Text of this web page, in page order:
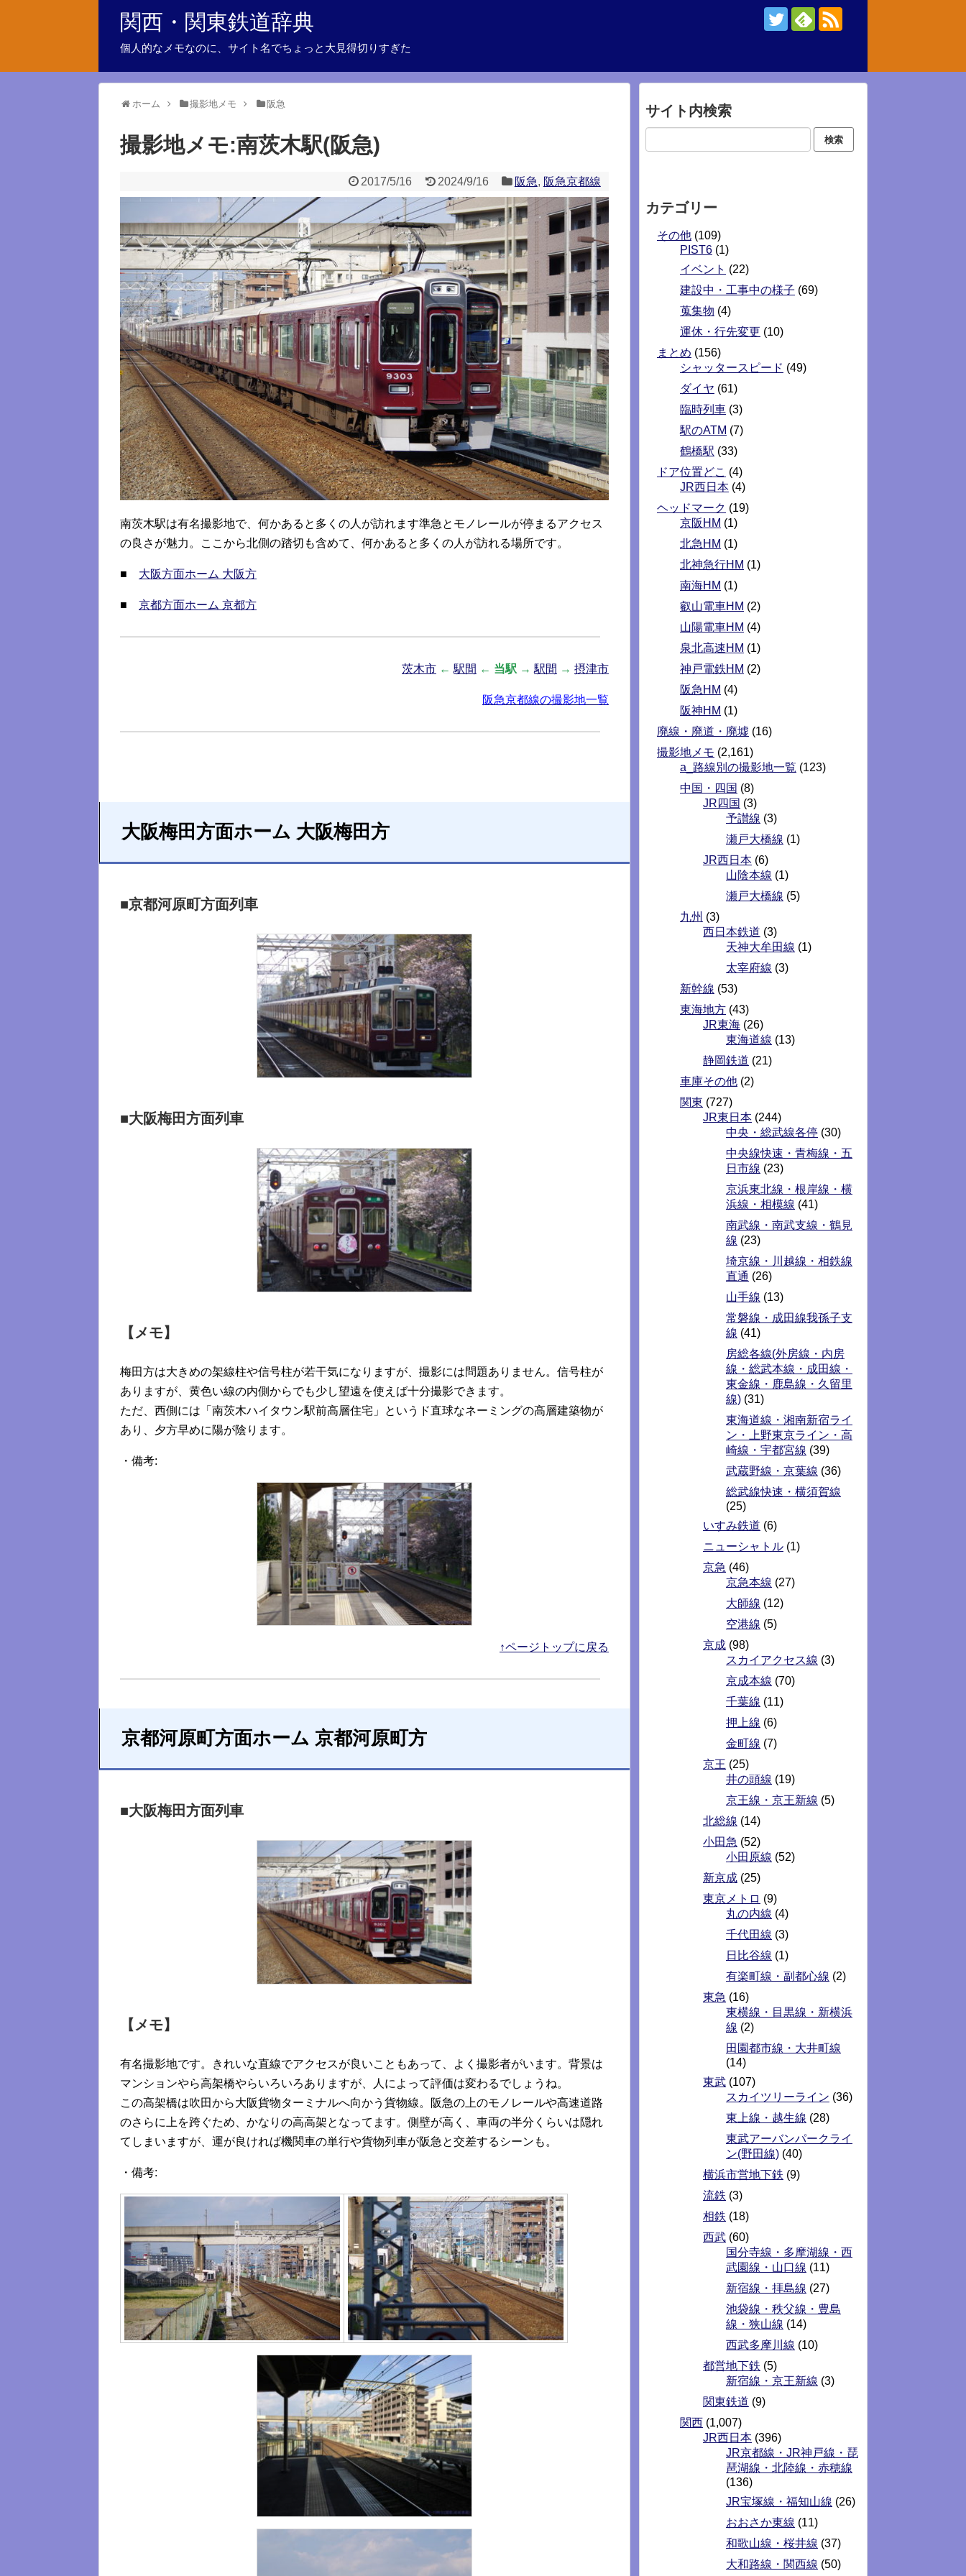
関西・関東鉄道辞典
個人的なメモなのに、サイト名でちょっと大見得切りすぎた
ホーム 撮影地メモ 阪急
撮影地メモ:南茨木駅(阪急)
2017/5/16 2024/9/16 阪急, 阪急京都線
南茨木駅は有名撮影地で、何かあると多くの人が訪れます準急とモノレールが停まるアクセス
の良さが魅力。ここから北側の踏切も含めて、何かあると多くの人が訪れる場所です。
■ 大阪方面ホーム 大阪方
■ 京都方面ホーム 京都方
茨木市 ←駅間 ← 当駅 →駅間 → 摂津市
阪急京都線の撮影地一覧
大阪梅田方面ホーム 大阪梅田方
■京都河原町方面列車
■大阪梅田方面列車
【メモ】
梅田方は大きめの架線柱や信号柱が若干気になりますが、撮影には問題ありません。信号柱が
ありますが、黄色い線の内側からでも少し望遠を使えば十分撮影できます。
ただ、西側には「南茨木ハイタウン駅前高層住宅」というド直球なネーミングの高層建築物が
あり、夕方早めに陽が陰ります。
・備考:
↑ページトップに戻る
京都河原町方面ホーム 京都河原町方
■大阪梅田方面列車
【メモ】
有名撮影地です。きれいな直線でアクセスが良いこともあって、よく撮影者がいます。背景は
マンションやら高架橋やらいろいろありますが、人によって評価は変わるでしょうね。
この高架橋は吹田から大阪貨物ターミナルへ向かう貨物線。阪急の上のモノレールや高速道路
のさらに上を跨ぐため、かなりの高高架となってます。側壁が高く、車両の半分くらいは隠れ
てしまいますが、運が良ければ機関車の単行や貨物列車が阪急と交差するシーンも。
・備考:
サイト内検索
カテゴリー
その他 (109)
PIST6 (1)
イベント (22)
建設中・工事中の様子 (69)
蒐集物 (4)
運休・行先変更 (10)
まとめ (156)
シャッタースピード (49)
ダイヤ (61)
臨時列車 (3)
駅のATM (7)
鶴橋駅 (33)
ドア位置どこ (4)
JR西日本 (4)
ヘッドマーク (19)
京阪HM (1)
北急HM (1)
北神急行HM (1)
南海HM (1)
叡山電車HM (2)
山陽電車HM (4)
泉北高速HM (1)
神戸電鉄HM (2)
阪急HM (4)
阪神HM (1)
廃線・廃道・廃墟 (16)
撮影地メモ (2,161)
a_路線別の撮影地一覧 (123)
中国・四国 (8)
JR四国 (3)
予讃線 (3)
瀬戸大橋線 (1)
JR西日本 (6)
山陰本線 (1)
瀬戸大橋線 (5)
九州 (3)
西日本鉄道 (3)
天神大牟田線 (1)
太宰府線 (3)
新幹線 (53)
東海地方 (43)
JR東海 (26)
東海道線 (13)
静岡鉄道 (21)
車庫その他 (2)
関東 (727)
JR東日本 (244)
中央・総武線各停 (30)
中央線快速・青梅線・五
日市線 (23)
京浜東北線・根岸線・横
浜線・相模線 (41)
南武線・南武支線・鶴見
線 (23)
埼京線・川越線・相鉄線
直通 (26)
山手線 (13)
常磐線・成田線我孫子支
線 (41)
房総各線(外房線・内房
線・総武本線・成田線・
東金線・鹿島線・久留里
線) (31)
東海道線・湘南新宿ライ
ン・上野東京ライン・高
崎線・宇都宮線 (39)
武蔵野線・京葉線 (36)
総武線快速・横須賀線
(25)
いすみ鉄道 (6)
ニューシャトル (1)
京急 (46)
京急本線 (27)
大師線 (12)
空港線 (5)
京成 (98)
スカイアクセス線 (3)
京成本線 (70)
千葉線 (11)
押上線 (6)
金町線 (7)
京王 (25)
井の頭線 (19)
京王線・京王新線 (5)
北総線 (14)
小田急 (52)
小田原線 (52)
新京成 (25)
東京メトロ (9)
丸の内線 (4)
千代田線 (3)
日比谷線 (1)
有楽町線・副都心線 (2)
東急 (16)
東横線・目黒線・新横浜
線 (2)
田園都市線・大井町線
(14)
東武 (107)
スカイツリーライン (36)
東上線・越生線 (28)
東武アーバンパークライ
ン(野田線) (40)
横浜市営地下鉄 (9)
流鉄 (3)
相鉄 (18)
西武 (60)
国分寺線・多摩湖線・西
武園線・山口線 (11)
新宿線・拝島線 (27)
池袋線・秩父線・豊島
線・狭山線 (14)
西武多摩川線 (10)
都営地下鉄 (5)
新宿線・京王新線 (3)
関東鉄道 (9)
関西 (1,007)
JR西日本 (396)
JR京都線・JR神戸線・琵
琶湖線・北陸線・赤穂線
(136)
JR宝塚線・福知山線 (26)
おおさか東線 (11)
和歌山線・桜井線 (37)
大和路線・関西線 (50)